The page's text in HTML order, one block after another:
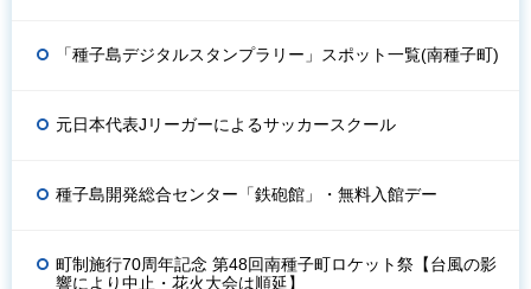
「種子島デジタルスタンプラリー」スポット一覧(南種子町)
元日本代表Jリーガーによるサッカースクール
種子島開発総合センター「鉄砲館」・無料入館デー
町制施行70周年記念 第48回南種子町ロケット祭【台風の影
響により中止・花火大会は順延】